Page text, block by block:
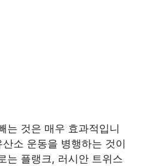
는 것은 매우 효과적입니
소 운동을 병행하는 것이
는 플랭크, 러시안 트위스